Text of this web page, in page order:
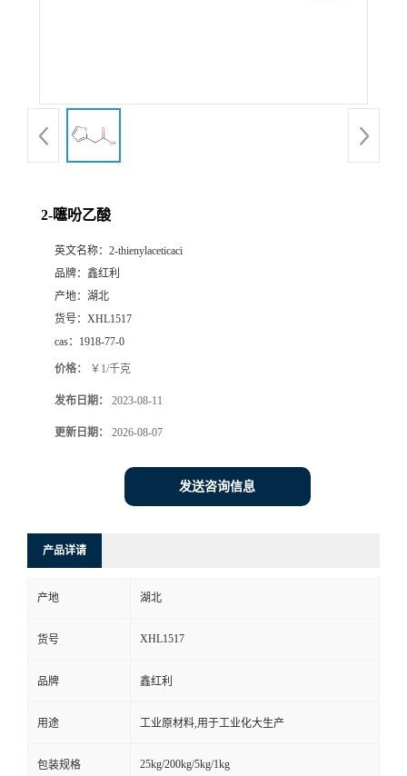
2-噻吩乙酸
英文名称： 2-thienylaceticaci
品牌： 鑫红利
产地： 湖北
货号： XHL1517
cas： 1918-77-0
价格： ￥1/千克
发布日期： 2023-08-11
更新日期： 2026-08-07
发送咨询信息
产品详请
产地 湖北
货号 XHL1517
品牌 鑫红利
用途 工业原材料,用于工业化大生产
包装规格 25kg/200kg/5kg/1kg